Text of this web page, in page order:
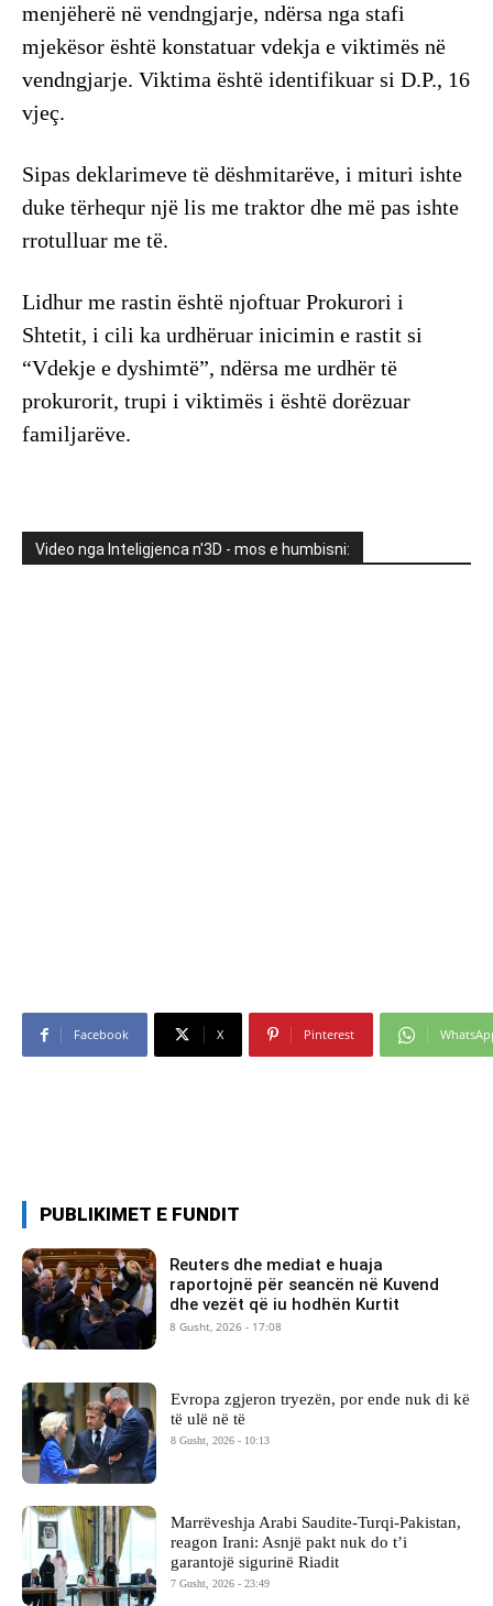
menjëherë në vendngjarje, ndërsa nga stafi
mjekësor është konstatuar vdekja e viktimës në
vendngjarje. Viktima është identifikuar si D.P., 16
vjeç.
Sipas deklarimeve të dëshmitarëve, i mituri ishte
duke tërhequr një lis me traktor dhe më pas ishte
rrotulluar me të.
Lidhur me rastin është njoftuar Prokurori i
Shtetit, i cili ka urdhëruar inicimin e rastit si
“Vdekje e dyshimtë”, ndërsa me urdhër të
prokurorit, trupi i viktimës i është dorëzuar
familjarëve.
Video nga Inteligjenca n'3D - mos e humbisni:
Facebook X Pinterest
PUBLIKIMET E FUNDIT
Reuters dhe mediat e huaja
raportojnë për seancën në Kuvend
dhe vezët që iu hodhën Kurtit
8 Gusht, 2026 - 17:08
Evropa zgjeron tryezën, por ende nuk di kë
të ulë në të
8 Gusht, 2026 - 10:13
Marrëveshja Arabi Saudite-Turqi-Pakistan,
reagon Irani: Asnjë pakt nuk do t’i
garantojë sigurinë Riadit
7 Gusht, 2026 - 23:49